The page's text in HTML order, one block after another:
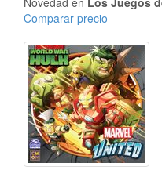
Comparar precio